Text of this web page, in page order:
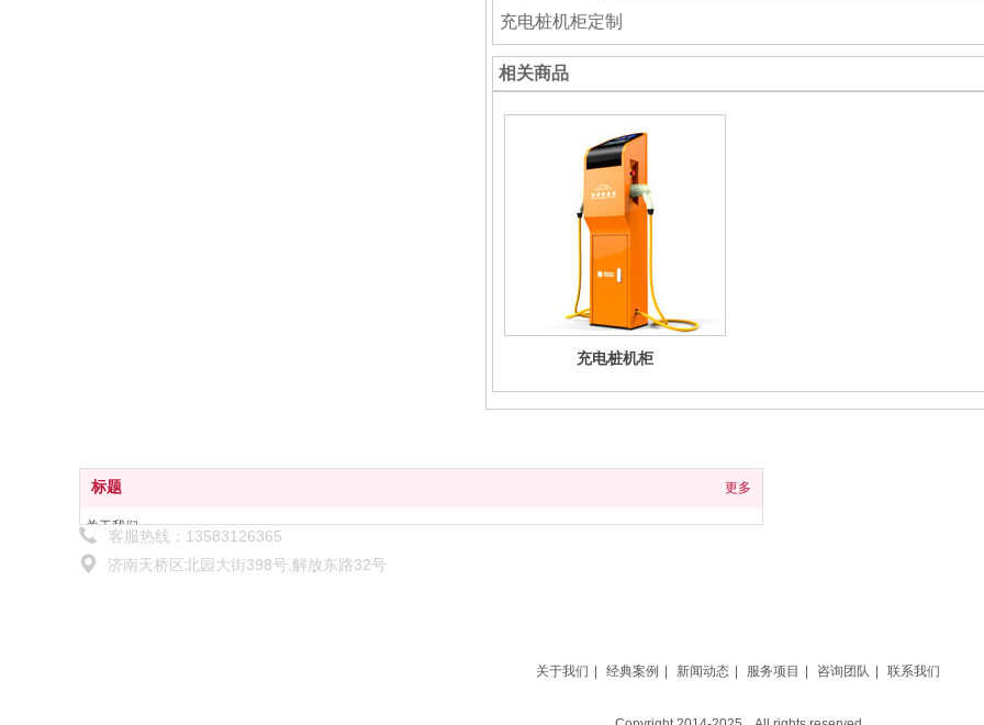
充电桩机柜定制
相关商品
充电桩机柜
标题 更多
关于我们
解决方案
客服热线：13583126365
济南天桥区北园大街398号,解放东路32号
关于我们 经典案例 新闻动态 服务项目 咨询团队 联系我们